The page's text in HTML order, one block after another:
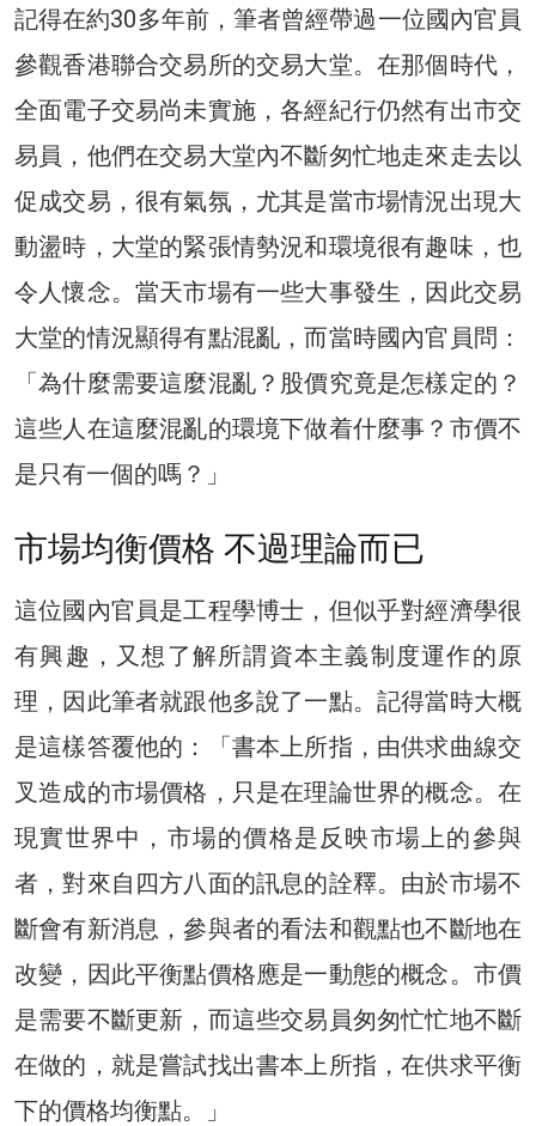
記得在約30多年前，筆者曾經帶過一位國內官員
參觀香港聯合交易所的交易大堂。在那個時代，
全面電子交易尚未實施，各經紀行仍然有出市交
易員，他們在交易大堂內不斷匆忙地走來走去以
促成交易，很有氣氛，尤其是當市場情況出現大
動盪時，大堂的緊張情勢況和環境很有趣味，也
令人懷念。當天市場有一些大事發生，因此交易
大堂的情況顯得有點混亂，而當時國內官員問：
「為什麼需要這麼混亂？股價究竟是怎樣定的？
這些人在這麼混亂的環境下做着什麼事？市價不
是只有一個的嗎？」
市場均衡價格 不過理論而已
這位國內官員是工程學博士，但似乎對經濟學很
有興趣，又想了解所謂資本主義制度運作的原
理，因此筆者就跟他多說了一點。記得當時大概
是這樣答覆他的：「書本上所指，由供求曲線交
叉造成的市場價格，只是在理論世界的概念。在
現實世界中，市場的價格是反映市場上的參與
者，對來自四方八面的訊息的詮釋。由於市場不
斷會有新消息，參與者的看法和觀點也不斷地在
改變，因此平衡點價格應是一動態的概念。市價
是需要不斷更新，而這些交易員匆匆忙忙地不斷
在做的，就是嘗試找出書本上所指，在供求平衡
下的價格均衡點。」